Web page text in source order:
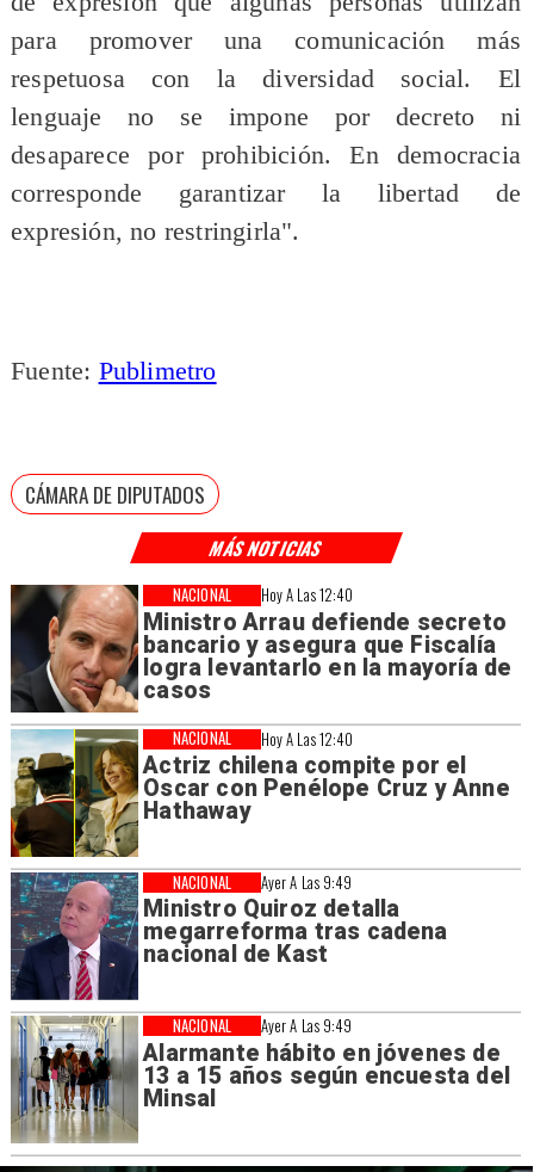
MÁS NOTICIAS
Hoy A Las 12:40
Ministro Arrau defiende secreto
bancario y asegura que Fiscalía
logra levantarlo en la mayoría de
casos
NACIONAL
Hoy A Las 12:40
Actriz chilena compite por el
Oscar con Penélope Cruz y Anne
Hathaway
NACIONAL
Ayer A Las 9:49
Ministro Quiroz detalla
megarreforma tras cadena
nacional de Kast
NACIONAL
Ayer A Las 9:49
Alarmante hábito en jóvenes de
13 a 15 años según encuesta del
Minsal
NACIONAL
para promover una comunicación más
respetuosa con la diversidad social. El
lenguaje no se impone por decreto ni
desaparece por prohibición. En democracia
corresponde garantizar la libertad de
expresión, no restringirla".
Fuente: Publimetro
CÁMARA DE DIPUTADOS